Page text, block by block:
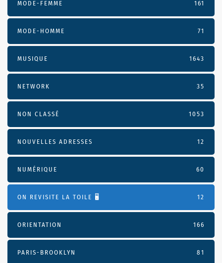
MODE-FEMME 161
MODE-HOMME 71
MUSIQUE 1643
NETWORK 35
NON CLASSÉ 1053
NOUVELLES ADRESSES 12
NUMÉRIQUE 60
ON REVISITE LA TOILE 🖥️ 12
ORIENTATION 166
PARIS-BROOKLYN 81